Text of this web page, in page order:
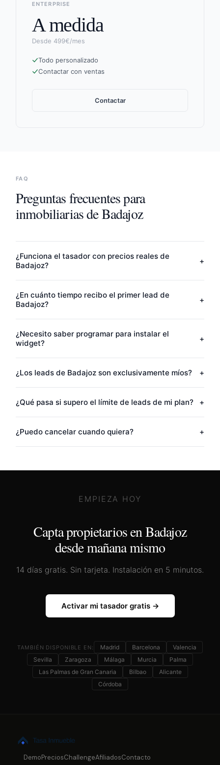
ENTERPRISE
A medida
Desde 499€/mes
Todo personalizado
Contactar con ventas
Contactar
FAQ
Preguntas frecuentes para
inmobiliarias deBadajoz
¿Funciona el tasador con precios reales de
Badajoz?
+
¿En cuánto tiempo recibo el primer lead de
Badajoz?
+
¿Necesito saber programar para instalar el
widget?
+
¿Los leads de Badajoz son exclusivamente míos? +
¿Qué pasa si supero el límite de leads de mi plan? +
¿Puedo cancelar cuando quiera? +
EMPIEZA HOY
Capta propietarios enBadajoz
desde mañana mismo
14 días gratis. Sin tarjeta. Instalación en 5 minutos.
Activar mi tasador gratis →
TAMBIÉN DISPONIBLE EN: Madrid Barcelona
Valencia
Sevilla
Zaragoza Málaga Murcia
Palma
Las Palmas de Gran Canaria
Bilbao
Alicante
Córdoba
DemoPreciosChallengeAfiliadosContacto